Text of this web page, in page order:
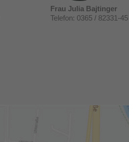
Frau Julia Bajtinger
Telefon: 0365 / 82331-45